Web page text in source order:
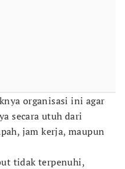
organisasi ini agar
secara utuh dari
jam kerja, maupun
tidak terpenuhi,